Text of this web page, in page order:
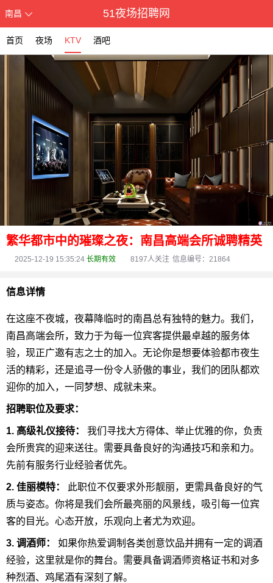
南昌 51夜场招聘网
首页 夜场 KTV 酒吧
繁华都市中的璀璨之夜：南昌高端会所诚聘精英
2025-12-19 15:35:24 长期有效 8197人关注 信息编号：21864
信息详情
在这座不夜城，夜幕降临时的南昌总有独特的魅力。我们，
南昌高端会所，致力于为每一位宾客提供最卓越的服务体
验，现正广邀有志之士的加入。无论你是想要体验都市夜生
活的精彩，还是追寻一份令人骄傲的事业，我们的团队都欢
迎你的加入，一同梦想、成就未来。
招聘职位及要求：
1. 高级礼仪接待：
我们寻找大方得体、举止优雅的你，负责
会所贵宾的迎来送往。需要具备良好的沟通技巧和亲和力。
先前有服务行业经验者优先。
2. 佳丽模特：
此职位不仅要求外形靓丽，更需具备良好的气
质与姿态。你将是我们会所最亮丽的风景线，吸引每一位宾
客的目光。心态开放，乐观向上者尤为欢迎。
3. 调酒师：
如果你热爱调制各类创意饮品并拥有一定的调酒
经验，这里就是你的舞台。需要具备调酒师资格证书和对多
种烈酒、鸡尾酒有深刻了解。